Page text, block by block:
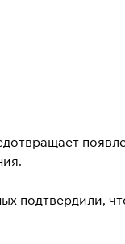
подтвердили,